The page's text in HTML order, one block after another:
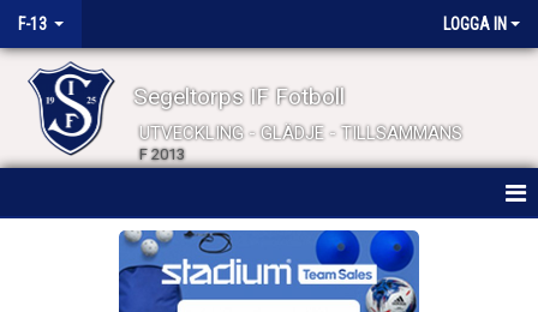
F-13 LOGGA IN
Segeltorps IF Fotboll
UTVECKLING - GLÄDJE - TILLSAMMANS
F 2013